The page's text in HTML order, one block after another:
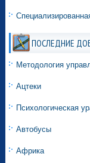
ПОСЛЕДНИЕ
Методология
Ацтеки
Психологическая
Автобусы
Африка